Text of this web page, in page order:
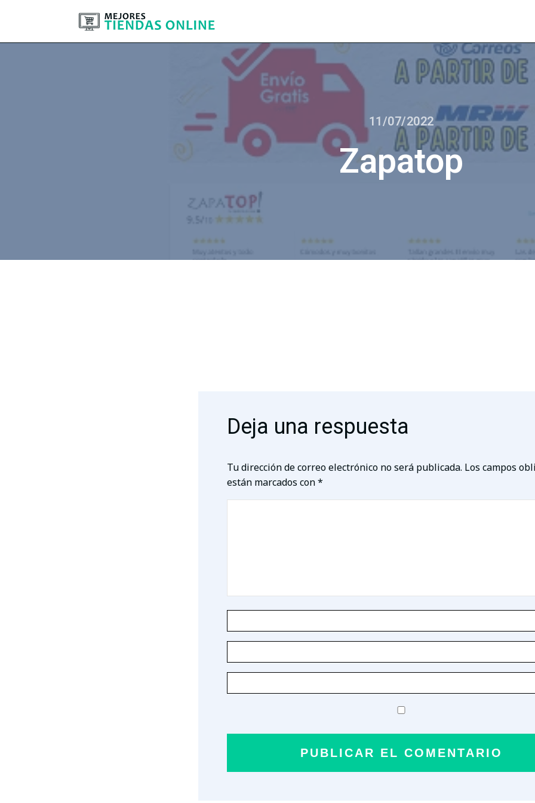
11/07/2022
Zapatop
Deja una respuesta
Tu dirección de correo electrónico no será publicada. Los campos
están marcados con*